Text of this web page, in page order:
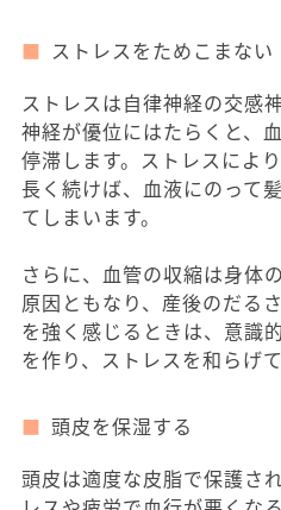
ストレスをためこまない
ストレスは自律神経の交感
神経が優位にはたらくと、
停滞します。ストレスによ
長く続けば、血液にのって
てしまいます。
さらに、血管の収縮は身体
原因ともなり、産後のだる
を強く感じるときは、意識
を作り、ストレスを和らげ
頭皮を保湿する
頭皮は適度な皮脂で保護さ